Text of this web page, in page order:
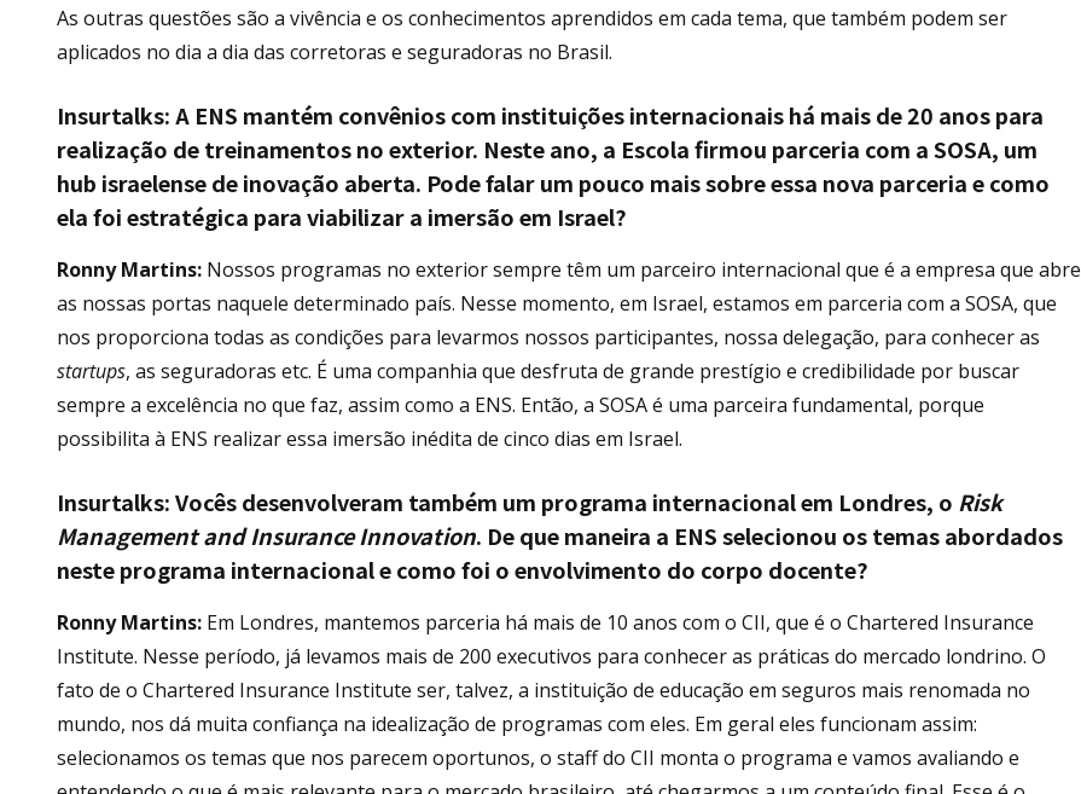
As outras questões são a vivência e os conhecimentos aprendidos em cada tema, que também podem ser
aplicados no dia a dia das corretoras e seguradoras no Brasil.
Insurtalks:A ENS mantém convênios com instituições internacionais há mais de 20 anos para
realização de treinamentos no exterior. Neste ano, a Escola firmou parceria com a SOSA, um
hub israelense de inovação aberta. Pode falar um pouco mais sobre essa nova parceria e como
ela foi estratégica para viabilizar a imersão em Israel?
Ronny Martins: Nossos programas no exterior sempre têm um parceiro internacional que é a empresa que abre
as nossas portas naquele determinado país. Nesse momento, em Israel, estamos em parceria com a SOSA, que
nos proporciona todas as condições para levarmos nossos participantes, nossa delegação, para conhecer as
startups, as seguradoras etc. É uma companhia que desfruta de grande prestígio e credibilidade por buscar
sempre a excelência no que faz, assim como a ENS. Então, a SOSA é uma parceira fundamental, porque
possibilita à ENS realizar essa imersão inédita de cinco dias em Israel.
Insurtalks:Vocês desenvolveram também um programa internacional em Londres, o Risk
Management and Insurance Innovation. De que maneira a ENS selecionou os temas abordados
neste programa internacional e como foi o envolvimento do corpo docente?
Ronny Martins: Em Londres, mantemos parceria há mais de 10 anos com o CII, que é o Chartered Insurance
Institute. Nesse período, já levamos mais de 200 executivos para conhecer as práticas do mercado londrino. O
fato de o Chartered Insurance Institute ser, talvez, a instituição de educação em seguros mais renomada no
mundo, nos dá muita confiança na idealização de programas com eles. Em geral eles funcionam assim:
selecionamos os temas que nos parecem oportunos, o staff do CII monta o programa e vamos avaliando e